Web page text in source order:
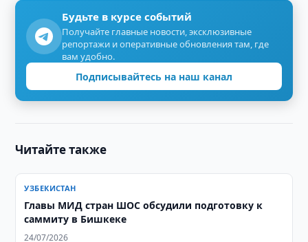
Будьте в курсе событий
Получайте главные новости, эксклюзивные
репортажи и оперативные обновления там, где
вам удобно.
Подписывайтесь на наш канал
Читайте также
УЗБЕКИСТАН
Главы МИД стран ШОС обсудили подготовку к
саммиту в Бишкеке
24/07/2026